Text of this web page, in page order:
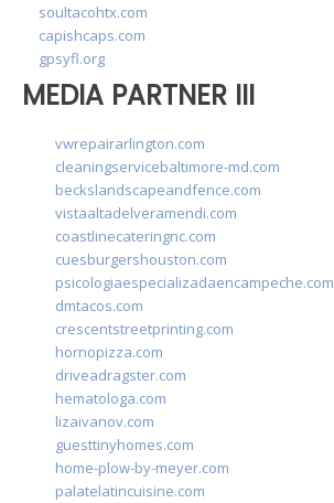
soultacohtx.com
capishcaps.com
gpsyfl.org
MEDIA PARTNER III
vwrepairarlington.com
cleaningservicebaltimore-md.com
beckslandscapeandfence.com
vistaaltadelveramendi.com
coastlinecateringnc.com
cuesburgershouston.com
psicologiaespecializadaencampeche.com
dmtacos.com
crescentstreetprinting.com
hornopizza.com
driveadragster.com
hematologa.com
lizaivanov.com
guesttinyhomes.com
home-plow-by-meyer.com
palatelatincuisine.com